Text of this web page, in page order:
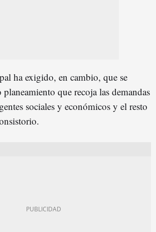
ha exigido, en cambio, que se
que recoja las demandas
sociales y económicos y el resto